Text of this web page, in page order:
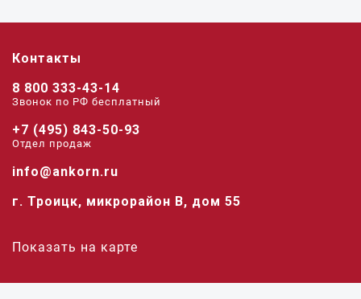
Контакты
8 800 333-43-14
Звонок по РФ беcплатный
+7 (495) 843-50-93
Отдел продаж
info@ankorn.ru
г. Троицк, микрорайон В, дом 55
Показать на карте